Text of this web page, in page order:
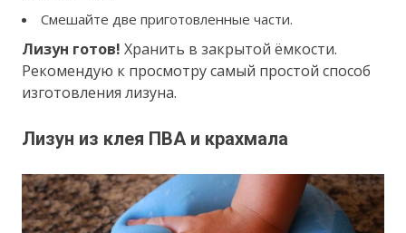
Смешайте две приготовленные части.
Лизун готов! Хранить в закрытой ёмкости.
Рекомендую к просмотру самый простой способ
изготовления лизуна.
Лизун из клея ПВА и крахмала